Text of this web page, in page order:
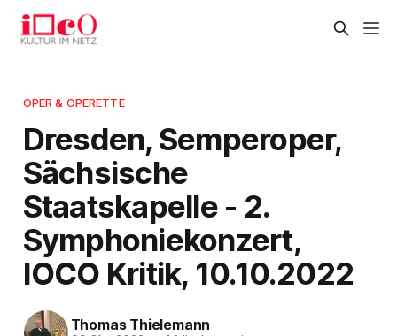
OPER & OPERETTE
Dresden, Semperoper,
Sächsische
Staatskapelle - 2.
Symphoniekonzert,
IOCO Kritik, 10.10.2022
Thomas Thielemann